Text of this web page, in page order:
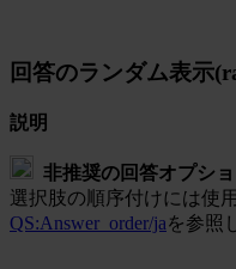
回答のランダム表示
説明
非推奨の回答オプシ
選択肢の順序付けには使
QS:Answer_order/jaを参照